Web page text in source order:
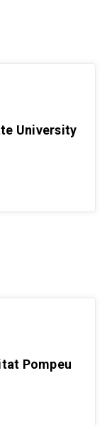
University
Pompeu